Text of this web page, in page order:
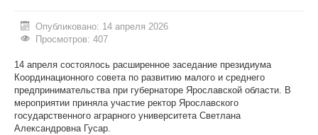
КОНКУРСНЫЕ СПИСКИ
СПИСКИ ПОСТУПАЮЩИХ
ПОДГОТОВИТЕЛЬНОЕ ОТДЕЛЕНИЕ ДЛЯ ИНОСТРАНЦЕВ
ВЫПУСКНИКУ
ПРИКАЗЫ О ЗАЧИСЛЕНИИ
Опубликовано: 14 апреля 2026
Просмотров: 407
14 апреля состоялось расширенное заседание президиума
Координационного совета по развитию малого и среднего
предпринимательства при губернаторе Ярославской области. В
мероприятии приняла участие ректор Ярославского
государственного аграрного университета Светлана
Александровна Гусар.